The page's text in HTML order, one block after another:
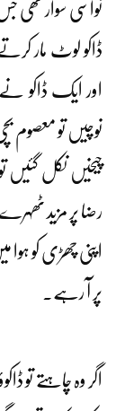
نواسی سوار تھی
ڈاکو لوٹ مار
اور ایک ڈاکو
نوچیں تو معصوم
چیخیں نکل گئیں
رضا پر مزید
اپنی چھڑی کو ہوا
پر آ رہے۔
اگر وہ چاہتے تو